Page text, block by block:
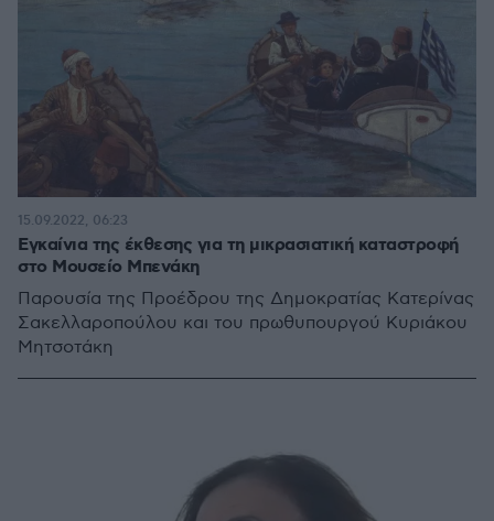
Εγκαίνια της έκθεσης για τη μικρασιατική καταστροφή
στο Μουσείο Μπενάκη
Παρουσία της Προέδρου της Δημοκρατίας Κατερίνας
Σακελλαροπούλου και του πρωθυπουργού Κυριάκου
Μητσοτάκη
15.09.2022, 06:23